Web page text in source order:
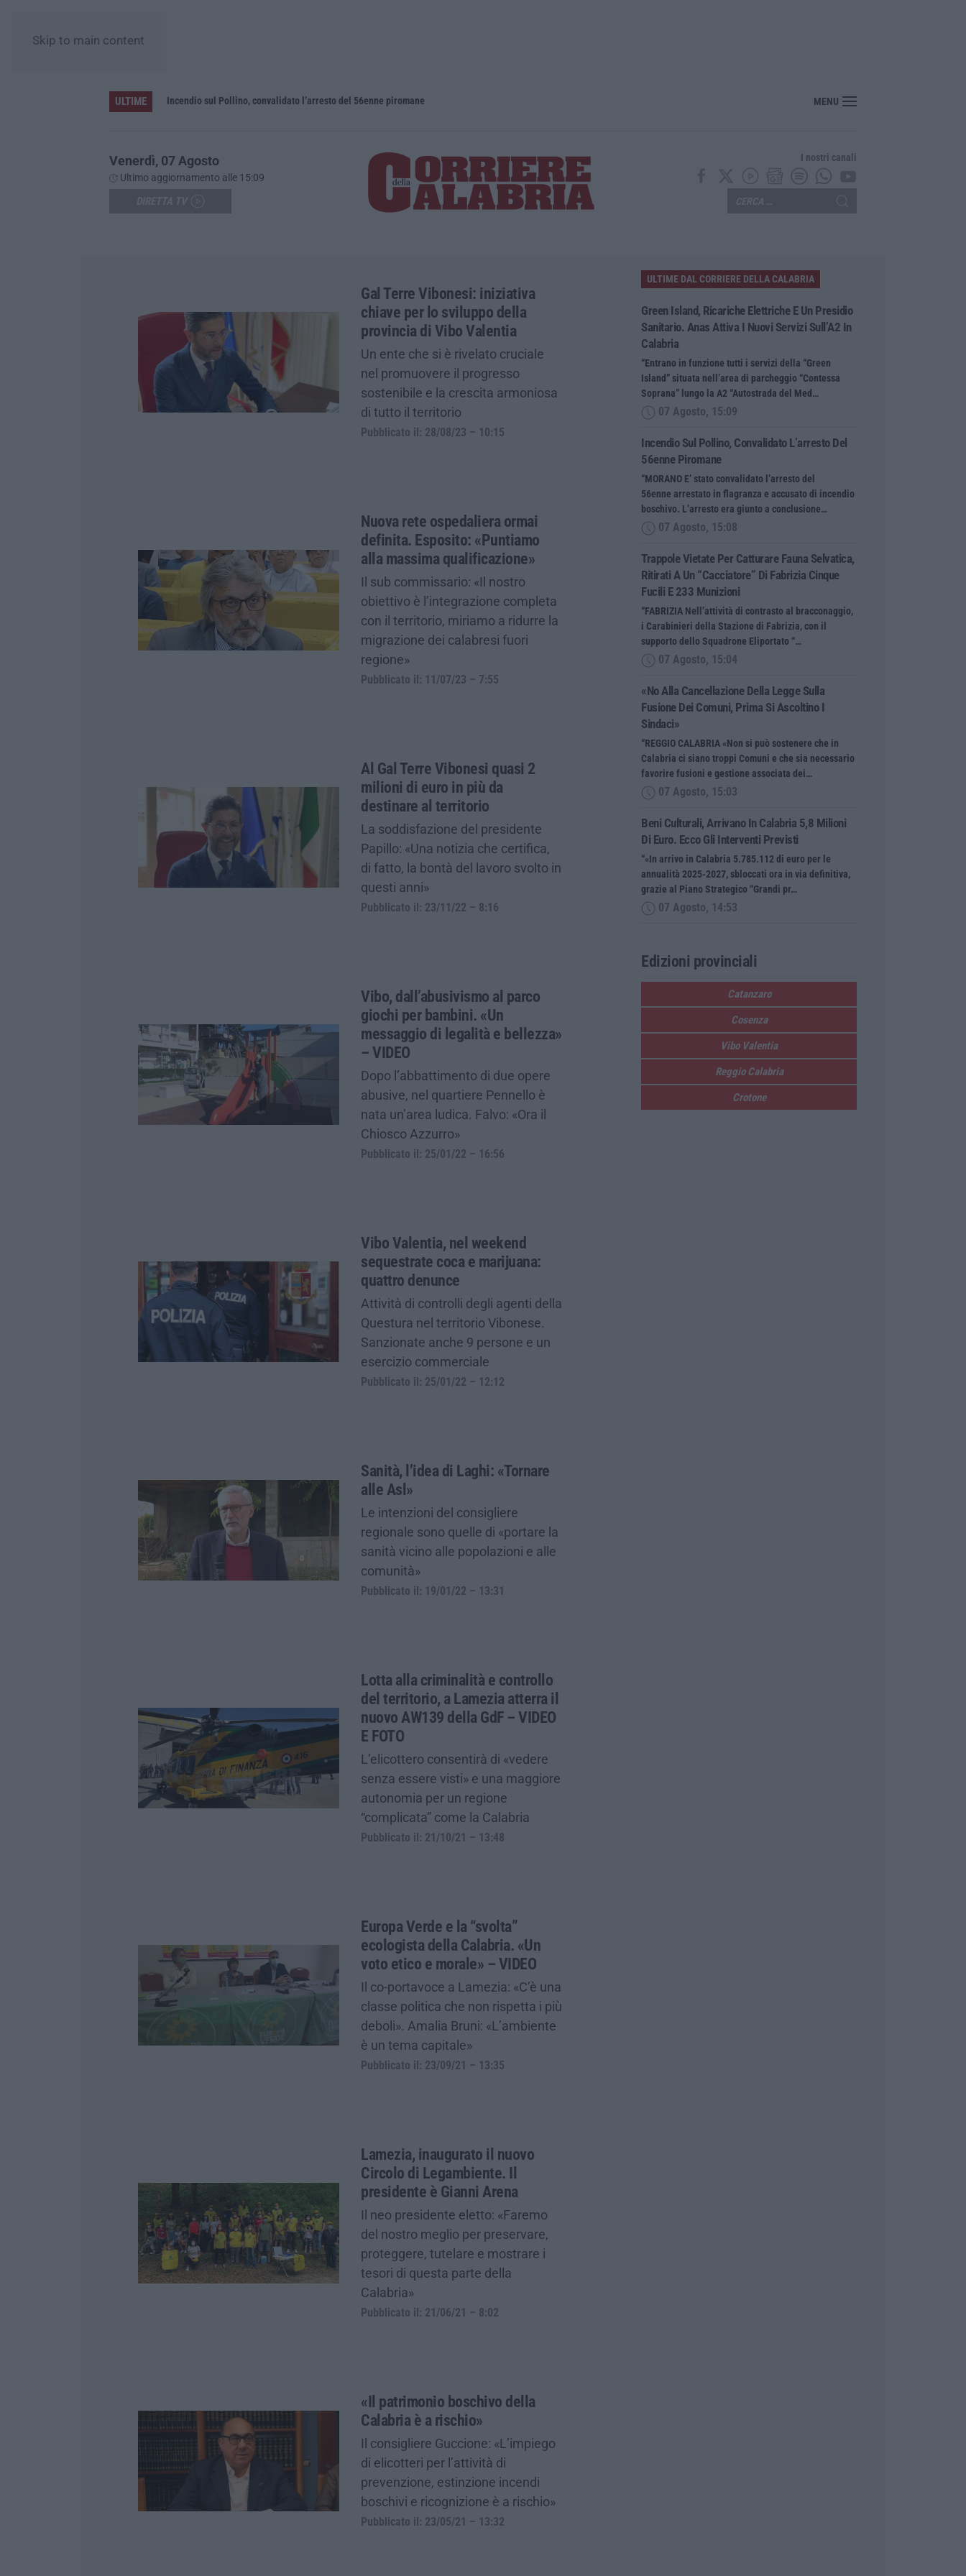
Skip to main content
ULTIME
Green Island, ricariche elettriche e un presidio sanitario. Anas attiva i nuovi servizi sull’A2 in Calabria Incendio sul Pollino, convalidato l’arresto del 56enne piromane MENU
Venerdì, 07 Agosto
Ultimo aggiornamento alle 15:09
I nostri canali
Gal Terre Vibonesi: iniziativa
chiave per lo sviluppo della
provincia di Vibo Valentia
Un ente che si è rivelato cruciale
nel promuovere il progresso
sostenibile e la crescita armoniosa
di tutto il territorio
Pubblicato il: 28/08/23 – 10:15
Nuova rete ospedaliera ormai
definita. Esposito: «Puntiamo
alla massima qualificazione»
Il sub commissario: «Il nostro
obiettivo è l’integrazione completa
con il territorio, miriamo a ridurre la
migrazione dei calabresi fuori
regione»
Pubblicato il: 11/07/23 – 7:55
Al Gal Terre Vibonesi quasi 2
milioni di euro in più da
destinare al territorio
La soddisfazione del presidente
Papillo: «Una notizia che certifica,
di fatto, la bontà del lavoro svolto in
questi anni»
Pubblicato il: 23/11/22 – 8:16
Vibo, dall’abusivismo al parco
giochi per bambini. «Un
messaggio di legalità e bellezza»
– VIDEO
Dopo l’abbattimento di due opere
abusive, nel quartiere Pennello è
nata un’area ludica. Falvo: «Ora il
Chiosco Azzurro»
Pubblicato il: 25/01/22 – 16:56
Vibo Valentia, nel weekend
sequestrate coca e marijuana:
quattro denunce
Attività di controlli degli agenti della
Questura nel territorio Vibonese.
Sanzionate anche 9 persone e un
esercizio commerciale
Pubblicato il: 25/01/22 – 12:12
Sanità, l’idea di Laghi: «Tornare
alle Asl»
Le intenzioni del consigliere
regionale sono quelle di «portare la
sanità vicino alle popolazioni e alle
comunità»
Pubblicato il: 19/01/22 – 13:31
Lotta alla criminalità e controllo
del territorio, a Lamezia atterra il
nuovo AW139 della GdF – VIDEO
E FOTO
L’elicottero consentirà di «vedere
senza essere visti» e una maggiore
autonomia per un regione
“complicata” come la Calabria
Pubblicato il: 21/10/21 – 13:48
Europa Verde e la “svolta”
ecologista della Calabria. «Un
voto etico e morale» – VIDEO
Il co-portavoce a Lamezia: «C’è una
classe politica che non rispetta i più
deboli». Amalia Bruni: «L’ambiente
è un tema capitale»
Pubblicato il: 23/09/21 – 13:35
Lamezia, inaugurato il nuovo
Circolo di Legambiente. Il
presidente è Gianni Arena
Il neo presidente eletto: «Faremo
del nostro meglio per preservare,
proteggere, tutelare e mostrare i
tesori di questa parte della
Calabria»
Pubblicato il: 21/06/21 – 8:02
«Il patrimonio boschivo della
Calabria è a rischio»
Il consigliere Guccione: «L’impiego
di elicotteri per l’attività di
prevenzione, estinzione incendi
boschivi e ricognizione è a rischio»
Pubblicato il: 23/05/21 – 13:32
ULTIME DAL CORRIERE DELLA CALABRIA
Green Island, Ricariche Elettriche E Un Presidio
Sanitario. Anas Attiva I Nuovi Servizi Sull’A2 In
Calabria
“Entrano in funzione tutti i servizi della “Green
Island” situata nell’area di parcheggio “Contessa
Soprana” lungo la A2 “Autostrada del Med…
07 Agosto, 15:09
Incendio Sul Pollino, Convalidato L’arresto Del
56enne Piromane
“MORANO E’ stato convalidato l’arresto del
56enne arrestato in flagranza e accusato di incendio
boschivo. L’arresto era giunto a conclusione…
07 Agosto, 15:08
Trappole Vietate Per Catturare Fauna Selvatica,
Ritirati A Un “cacciatore” Di Fabrizia Cinque
Fucili E 233 Munizioni
“FABRIZIA Nell’attività di contrasto al bracconaggio,
i Carabinieri della Stazione di Fabrizia, con il
supporto dello Squadrone Eliportato “…
07 Agosto, 15:04
«No Alla Cancellazione Della Legge Sulla
Fusione Dei Comuni, Prima Si Ascoltino I
Sindaci»
“REGGIO CALABRIA «Non si può sostenere che in
Calabria ci siano troppi Comuni e che sia necessario
favorire fusioni e gestione associata dei…
07 Agosto, 15:03
Beni Culturali, Arrivano In Calabria 5,8 Milioni
Di Euro. Ecco Gli Interventi Previsti
“«In arrivo in Calabria 5.785.112 di euro per le
annualità 2025-2027, sbloccati ora in via definitiva,
grazie al Piano Strategico “Grandi pr…
07 Agosto, 14:53
Edizioni provinciali
Catanzaro
Cosenza
Vibo Valentia
Reggio Calabria
Crotone